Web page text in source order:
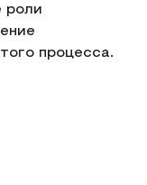
роли
процесса.